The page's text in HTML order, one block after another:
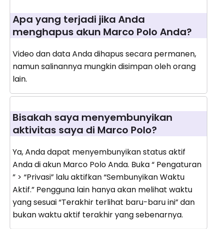
Apa yang terjadi jika Anda
menghapus akun Marco Polo Anda?
Video dan data Anda dihapus secara permanen,
namun salinannya mungkin disimpan oleh orang
lain.
Bisakah saya menyembunyikan
aktivitas saya di Marco Polo?
Ya, Anda dapat menyembunyikan status aktif
Anda di akun Marco Polo Anda. Buka “ Pengaturan
” > “Privasi” lalu aktifkan “Sembunyikan Waktu
Aktif.” Pengguna lain hanya akan melihat waktu
yang sesuai “Terakhir terlihat baru-baru ini” dan
bukan waktu aktif terakhir yang sebenarnya.